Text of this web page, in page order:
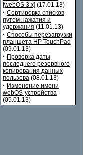
[webOS 3.x] (17.01.13)
· Сортировка списков
путем нажатия и
удержания (11.01.13)
· Способы перезагрузки
планшета HP TouchPad
(09.01.13)
· Проверка даты
последнего резервного
копирования данных
пользова (08.01.13)
· Изменение имени
webOS-устройства
(05.01.13)